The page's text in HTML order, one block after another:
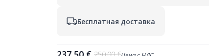
Бесплатная доставка
250,00€